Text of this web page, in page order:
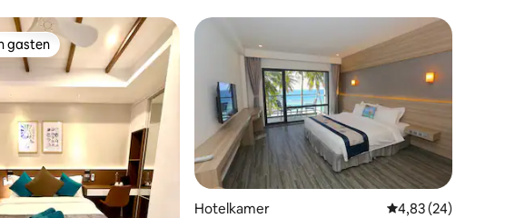
gasten
gasten
Hotelkamer Gemiddelde
4,83 (24)